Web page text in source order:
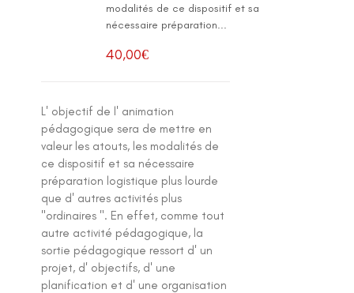
modalités de ce dispositif et sa
nécessaire préparation...
40,00€
L' objectif de l' animation
pédagogique sera de mettre en
valeur les atouts, les modalités de
ce dispositif et sa nécessaire
préparation logistique plus lourde
que d' autres activités plus
"ordinaires ". En effet, comme tout
autre activité pédagogique, la
sortie pédagogique ressort d' un
projet, d' objectifs, d' une
planification et d' une organisation